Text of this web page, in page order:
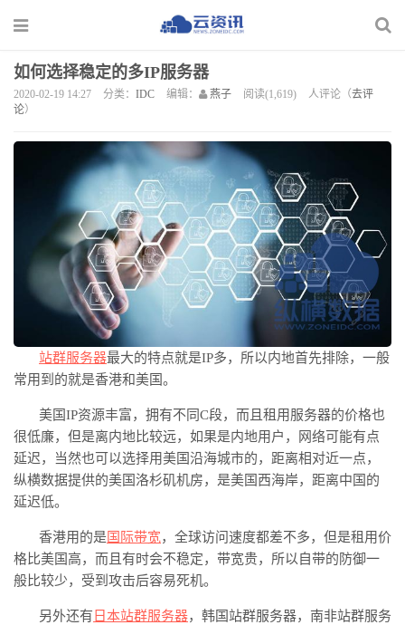
如何选择稳定的多IP服务器
2020-02-19 14:27 分类： IDC 编辑： 燕子 阅读(1,619) 人评论（去评
论）
站群服务器最大的特点就是IP多，所以内地首先排除，一般
常用到的就是香港和美国。
美国IP资源丰富，拥有不同C段，而且租用服务器的价格也
很低廉，但是离内地比较远，如果是内地用户，网络可能有点
延迟，当然也可以选择用美国沿海城市的，距离相对近一点，
纵横数据提供的美国洛杉矶机房，是美国西海岸，距离中国的
延迟低。
香港用的是国际带宽，全球访问速度都差不多，但是租用价
格比美国高，而且有时会不稳定，带宽贵，所以自带的防御一
般比较少，受到攻击后容易死机。
另外还有 日本站群服务器，韩国站群服务器，南非站群服务